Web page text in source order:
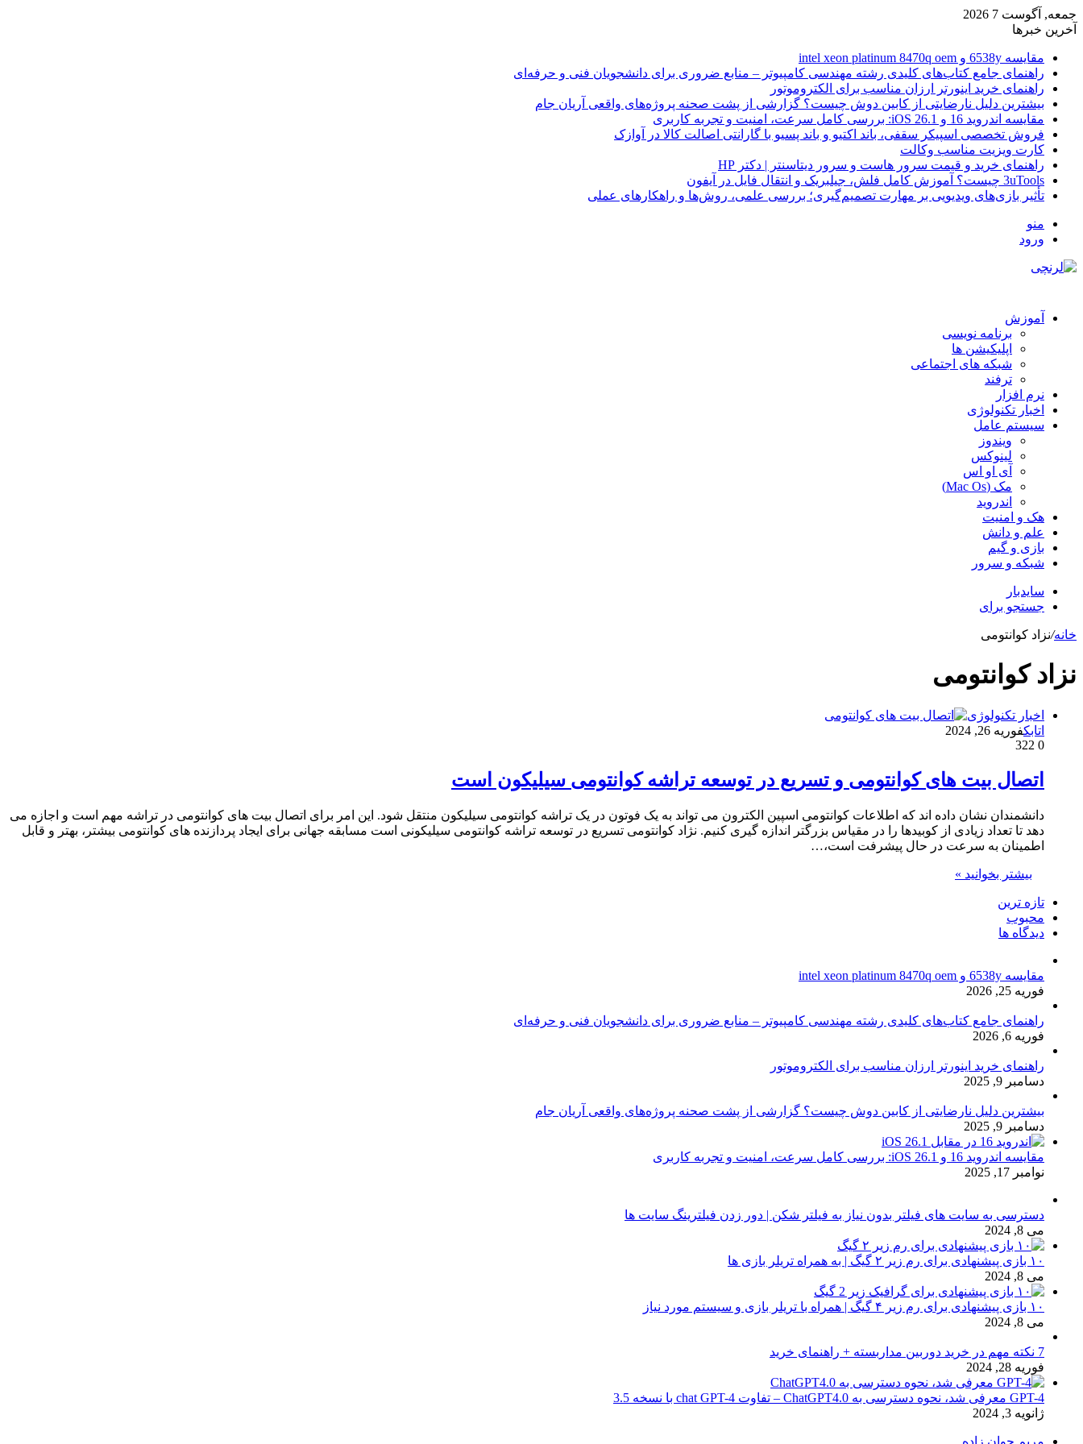
جمعه, آگوست 7 2026
آخرین خبرها
مقایسه 6538y و intel xeon platinum 8470q oem
راهنمای جامع کتاب‌های کلیدی رشته مهندسی کامپیوتر – منابع ضروری برای دانشجویان فنی و حرفه‌ای
راهنمای خرید اینورتر ارزان مناسب برای الکتروموتور
بیشترین دلیل نارضایتی از کابین دوش چیست؟ گزارشی از پشت صحنه پروژه‌های واقعی آریان جام
مقایسه اندروید 16 و iOS 26.1: بررسی کامل سرعت، امنیت و تجربه کاربری
فروش تخصصی اسپیکر سقفی، باند اکتیو و باند پسیو با گارانتی اصالت کالا در آوازک
کارت ویزیت مناسب وکالت
راهنمای خرید و قیمت سرور هاست و سرور دیتاسنتر | دکتر HP
3uTools چیست؟ آموزش کامل فلش، جیلبریک و انتقال فایل در آیفون
تأثیر بازی‌های ویدیویی بر مهارت تصمیم‌گیری؛ بررسی علمی، روش‌ها و راهکارهای عملی
منو
ورود
آموزش
برنامه نویسی
اپلیکیشن ها
شبکه های اجتماعی
ترفند
نرم افزار
اخبار تکنولوژی
سیستم عامل
ویندوز
لینوکس
آی او اس
مک (Mac Os)
اندروید
هک و امنیت
علم و دانش
بازی و گیم
شبکه و سرور
سایدبار
جستجو برای
خانه/نزاد کوانتومی
نزاد کوانتومی
اخبار تکنولوژی
اتابکفوریه 26, 2024
0
اتصال بیت های کوانتومی و تسریع در توسعه تراشه کوانتومی سیلیکون است
دانشمندان نشان داده اند که اطلاعات کوانتومی اسپین الکترون می تواند به یک فوتون در یک تراشه کوانتومی سیلیکون منتقل شود. این امر برای اتصال بیت های کوانتومی در تراشه مهم است و اجازه می
دهد تا تعداد زیادی از کوبیدها را در مقیاس بزرگتر اندازه گیری کنیم. نژاد کوانتومی تسریع در توسعه تراشه کوانتومی سیلیکونی است مسابقه جهانی برای ایجاد پردازنده های کوانتومی بیشتر، بهتر و قابل
اطمینان به سرعت در حال پیشرفت است،…
بیشتر بخوانید »
تازه ترین
محبوب
دیدگاه ها
مقایسه 6538y و intel xeon platinum 8470q oem
فوریه 25, 2026
راهنمای جامع کتاب‌های کلیدی رشته مهندسی کامپیوتر – منابع ضروری برای دانشجویان فنی و حرفه‌ای
فوریه 6, 2026
راهنمای خرید اینورتر ارزان مناسب برای الکتروموتور
دسامبر 9, 2025
بیشترین دلیل نارضایتی از کابین دوش چیست؟ گزارشی از پشت صحنه پروژه‌های واقعی آریان جام
دسامبر 9, 2025
مقایسه اندروید 16 و iOS 26.1: بررسی کامل سرعت، امنیت و تجربه کاربری
نوامبر 17, 2025
دسترسی به سایت های فیلتر بدون نیاز به فیلتر شکن | دور زدن فیلترینگ سایت ها
می 8, 2024
۱۰ بازی پیشنهادی برای رم زیر ۲ گیگ | به همراه تریلر بازی ها
می 8, 2024
۱۰ بازی پیشنهادی برای رم زیر ۴ گیگ | همراه با تریلر بازی و سیستم مورد نیاز
می 8, 2024
7 نکته مهم در خرید دوربین مداربسته + راهنمای خرید
فوریه 28, 2024
GPT-4 معرفی شد، نحوه دسترسی به ChatGPT4.0 – تفاوت chat GPT-4 با نسخه 3.5
ژانویه 3, 2024
مریم جوان زاده